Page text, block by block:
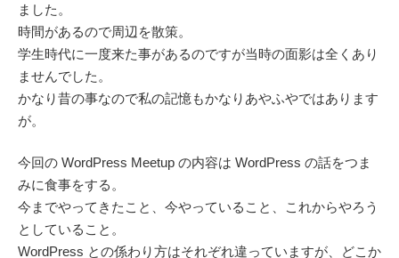
ました。
時間があるので周辺を散策。
学生時代に一度来た事があるのですが当時の面影は全くあり
ませんでした。
かなり昔の事なので私の記憶もかなりあやふやではあります
が。
今回の WordPress Meetup の内容は WordPress の話をつま
みに食事をする。
今までやってきたこと、今やっていること、これからやろう
としていること。
WordPress との係わり方はそれぞれ違っていますが、どこか